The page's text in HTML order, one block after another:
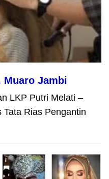
Muaro Jambi
LKP Putri Melati –
Rias Pengantin